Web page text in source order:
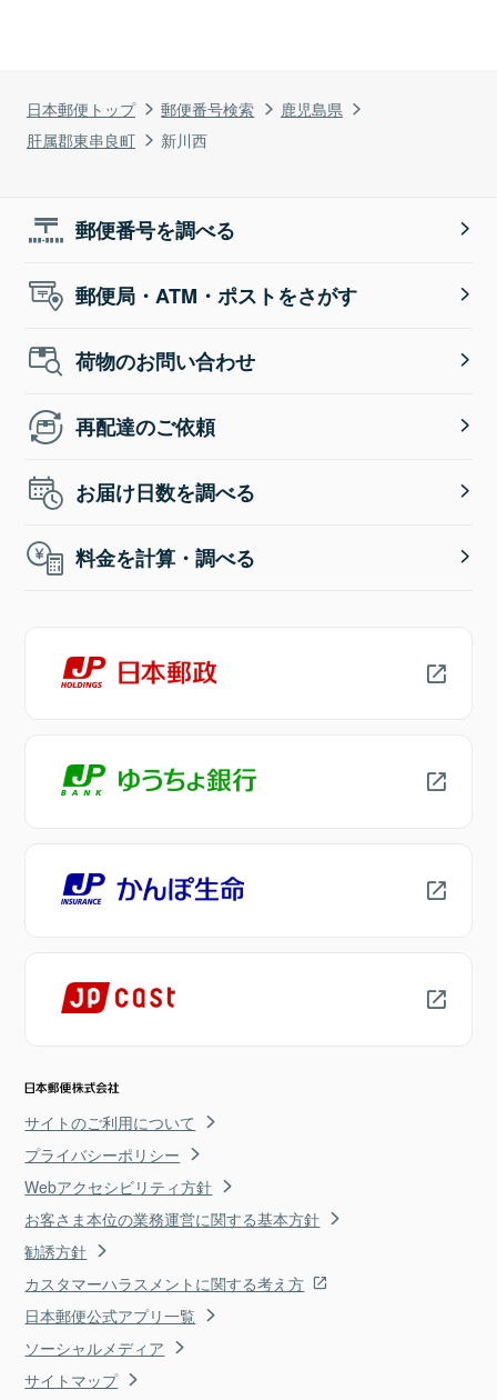
日本郵便トップ 郵便番号検索
鹿児島県
肝属郡東串良町
新川西
郵便番号を調べる
郵便局・ATM・ポストをさがす
荷物のお問い合わせ
再配達のご依頼
お届け日数を調べる
料金を計算・調べる
サイトのご利用について
プライバシーポリシー
Webアクセシビリティ方針
お客さま本位の業務運営に関する基本方針
勧誘方針
カスタマーハラスメントに関する考え方
日本郵便公式アプリ一覧
ソーシャルメディア
サイトマップ